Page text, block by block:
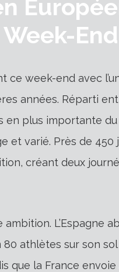
Week-End
ce week-end avec
années. Réparti
en plus importante
et varié. Près de
créant deux
L’Espagne
athlètes sur son sol
que la France